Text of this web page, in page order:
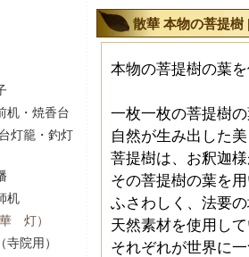
机・焼香台
灯籠・釣灯
机
灯）
寺院用）
散華 本物の菩提樹
本物の菩提樹の葉
一枚一枚の菩提樹
自然が生み出した
菩提樹は、お釈迦
その菩提樹の葉を
ふさわしく、法要
天然素材を使用し
それぞれが世界に